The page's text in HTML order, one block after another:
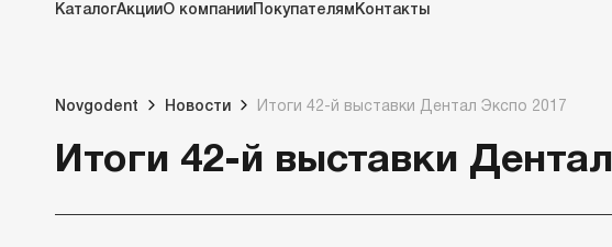
КаталогАкцииО компании Покупателям Контакты
Novgodent Новости Итоги 42-й выставки Дентал Экспо 2017
Итоги 42-й выставки